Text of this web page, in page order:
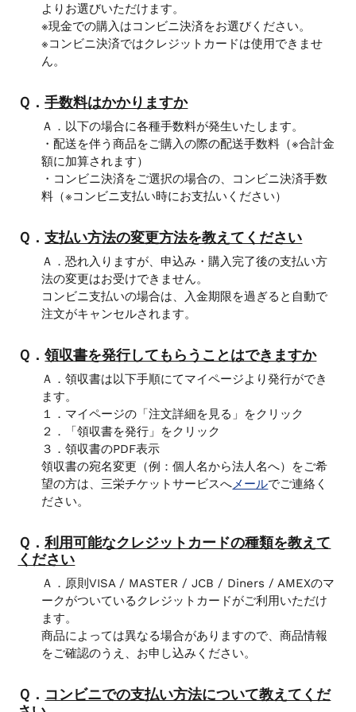
よりお選びいただけます。
※現金での購入はコンビニ決済をお選びください。
※コンビニ決済ではクレジットカードは使用できませ
ん。
Ｑ．手数料はかかりますか
Ａ．以下の場合に各種手数料が発生いたします。
・配送を伴う商品をご購入の際の配送手数料（※合計金
額に加算されます）
・コンビニ決済をご選択の場合の、コンビニ決済手数
料（※コンビニ支払い時にお支払いください）
Ｑ．支払い方法の変更方法を教えてください
Ａ．恐れ入りますが、申込み・購入完了後の支払い方
法の変更はお受けできません。
コンビニ支払いの場合は、入金期限を過ぎると自動で
注文がキャンセルされます。
Ｑ．領収書を発行してもらうことはできますか
Ａ．領収書は以下手順にてマイページより発行ができ
ます。
１．マイページの「注文詳細を見る」をクリック
２．「領収書を発行」をクリック
３．領収書のPDF表示
領収書の宛名変更（例：個人名から法人名へ）をご希
望の方は、三栄チケットサービスへメールでご連絡く
ださい。
Ｑ．利用可能なクレジットカードの種類を教えて
ください
Ａ．原則VISA / MASTER / JCB / Diners / AMEXのマ
ークがついているクレジットカードがご利用いただけ
ます。
商品によっては異なる場合がありますので、商品情報
をご確認のうえ、お申し込みください。
Ｑ． コンビニでの支払い方法について教えてくだ